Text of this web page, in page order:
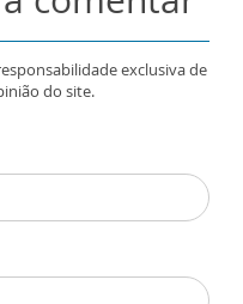
exclusiva de
do site.